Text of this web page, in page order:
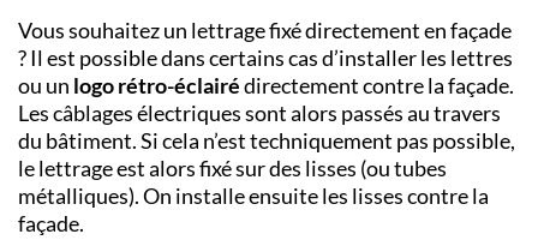
Vous souhaitez un lettrage fixé directement en façade
? Il est possible dans certains cas d’installer les lettres
ou un logo rétro-éclairédirectement contre la façade.
Les câblages électriques sont alors passés au travers
du bâtiment. Si cela n’est techniquement pas possible,
le lettrage est alors fixé sur des lisses (ou tubes
métalliques). On installe ensuite les lisses contre la
façade.